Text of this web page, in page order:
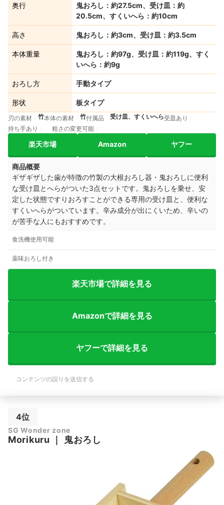
奥行
鬼おろし：約27.5cm、受け皿：約
20.5cm、すくいへら：約10cm
高さ 鬼おろし：約3cm、受け皿：約3.5cm
本体重量
鬼おろし：約97g、受け皿：約119g、すく
いへら：約9g
おろし方 手動タイプ
形状 板タイプ
刃の素材 竹本体の素材 竹付属品 受け皿、すくいへら受皿あり
持ち手あり
粗さの変更可能
楽天市場 Amazon ヤフー
商品概要
ギザギザした歯が特徴の竹製の大根おろし器・鬼おろしに便利
な受け皿とへらがついた3点セットです。鬼おろしを乗せ、安
定した状態ですりおろすことができる専用の受け皿と、便利な
すくいへらがついています。辛み成分が出にくいため、辛いの
が苦手な人にもおすすめです。
食洗機使用可能
薬味おろし付き
楽天市場で詳細を見る
Amazonで詳細を見る
ヤフーで詳細を見る
コンテンツの誤りを送信する
4位
SG Wonder zone
Morikuru 鬼おろし